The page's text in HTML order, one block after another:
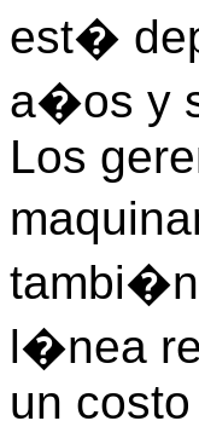
est�
a�os y
Los
l�nea
un